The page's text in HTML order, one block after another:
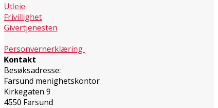
Utleie
Frivillighet
Givertjenesten
Personvernerklæring
Kontakt
Besøksadresse:
Farsund menighetskontor
Kirkegaten 9
4550 Farsund